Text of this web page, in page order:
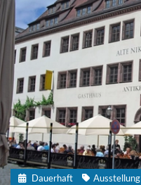
Dauerhaft
Ausstellung